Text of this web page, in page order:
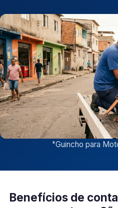
"Guincho para
Benefícios de